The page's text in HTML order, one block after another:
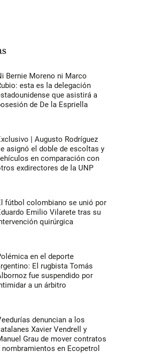
Bernie Moreno ni Marco
esta es la delegación
que asistirá a
de De la Espriella
| Augusto Rodríguez
asignó el doble de escoltas y
en comparación con
exdirectores de la UNP
fútbol colombiano se unió por
Emilio Vilarete tras su
quirúrgica
en el deporte
El rugbista Tomás
fue suspendido por
a un árbitro
denuncian a los
Xavier Vendrell y
Grau de mover contratos
nombramientos en Ecopetrol